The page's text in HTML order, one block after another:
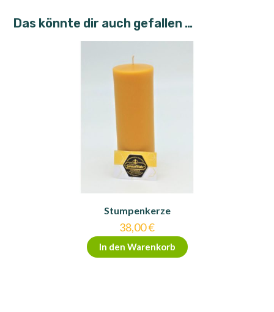
Das könnte dir auch gefallen …
Stumpenkerze
38,00€
In den Warenkorb